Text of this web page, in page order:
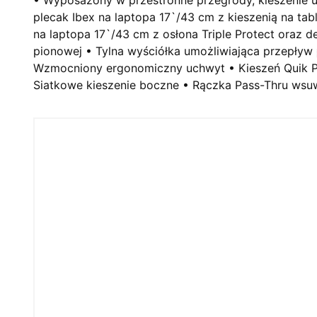
plecak Ibex na laptopa 17`/43 cm z kieszenią na
na laptopa 17`/43 cm z osłona Triple Protect oraz
pionowej • Tylna wyściółka umożliwiająca
Wzmocniony ergonomiczny uchwyt • Kieszeń Quik
Siatkowe kieszenie boczne • Rączka Pass-Thru